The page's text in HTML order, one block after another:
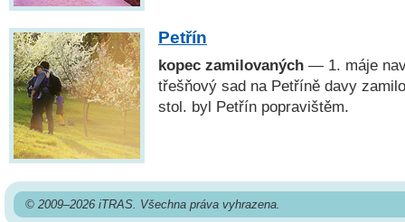
Petřín
kopec zamilovaných — 1. máje
třešňový sad na Petříně davy
stol. byl Petřín popravištěm.
© 2009–2026 iTRAS. Všechna práva vyhrazena.